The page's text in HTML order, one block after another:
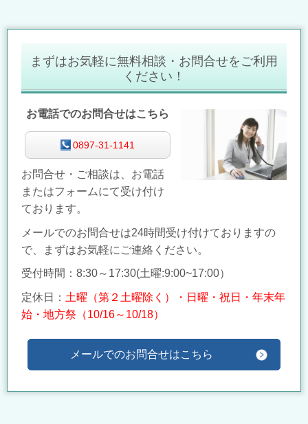
まずはお気軽に無料相談・お問合せをご利用
ください！
お電話でのお問合せはこちら
0897-31-1141
お問合せ・ご相談は、お電話
またはフォームにて受け付け
ております。
メールでのお問合せは24時間受け付けておりますの
で、まずはお気軽にご連絡ください。
受付時間：8:30～17:30(土曜:9:00~17:00）
定休日： 土曜（第２土曜除く）・日曜・祝日・年末年
始・地方祭（10/16～10/18）
メールでのお問合せはこちら